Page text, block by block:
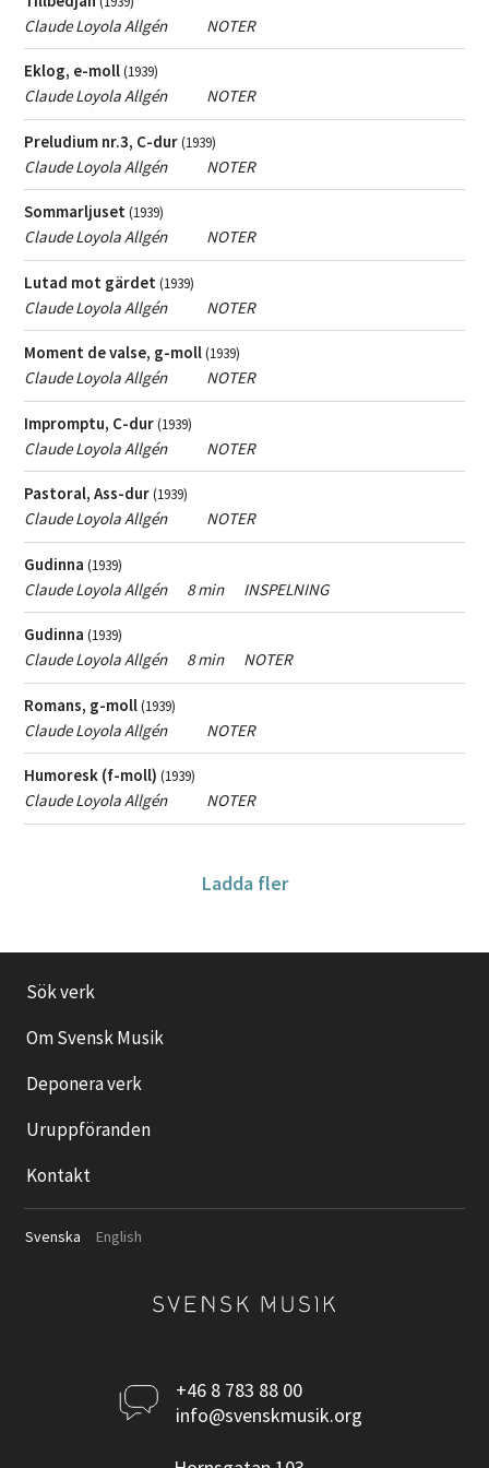
Vill du ha hjälp med att hitta konstmusik - kontakta
musikbibliotekarien
heller aldrig framförts. Ett nittiotal verk finns upptagna i STIM:s
förteckning och den domineras av piano- och orgelverk, sånger
och körkompositioner (inte sällan av religiös karaktär) samt
kammarmusik (hans sjätte stråkkvartett från 1961 är 50 minuter
lång, en stråktrio från 1975 är timslång). Men han skrev även
orkesterverk, bl a två symfonier (i orkestern till den första krävs
bl a tolv saxofoner) och de över timslånga Fantasi för orkester
1960 och Violinkonsert 1957 (skriven utan taktstreck). Han skrev
en kompromisslöst konsekvent musik, dogmatisk och komplex.
Stig Jacobsson
Claude Loyola Allgén NOTER
Eklog, e-moll(1939)
Claude Loyola Allgén NOTER
Preludium nr.3, C-dur(1939)
Claude Loyola Allgén NOTER
Sommarljuset(1939)
Claude Loyola Allgén NOTER
Lutad mot gärdet(1939)
Claude Loyola Allgén NOTER
Moment de valse, g-moll(1939)
Claude Loyola Allgén NOTER
Impromptu, C-dur(1939)
Claude Loyola Allgén NOTER
Pastoral, Ass-dur(1939)
Claude Loyola Allgén NOTER
Gudinna(1939)
Claude Loyola Allgén 8 min INSPELNING
Gudinna(1939)
Claude Loyola Allgén 8 min NOTER
Romans, g-moll(1939)
Claude Loyola Allgén NOTER
Humoresk (f-moll)(1939)
Claude Loyola Allgén NOTER
Ladda fler
Sök verk
Om Svensk Musik
Deponera verk
Uruppföranden
Kontakt
Svenska English
Kontakta
oss
+46 8 783 88 00
info@svenskmusik.org